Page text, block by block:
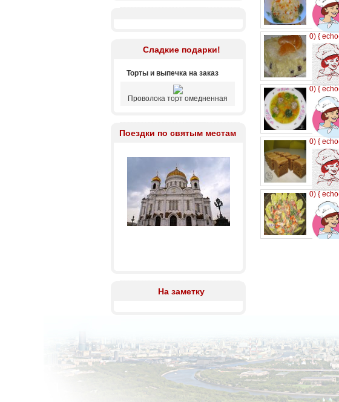
Сладкие подарки!
Торты и выпечка на заказ
Проволока торт омедненная
Поездки по святым местам
На заметку
0) {
0) {
0) {
0) {